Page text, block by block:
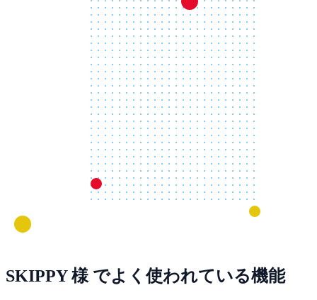
SKIPPY 様 でよく使われている機能